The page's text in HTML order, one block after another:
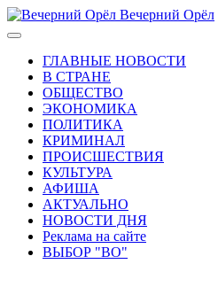
Вечерний Орёл
ГЛАВНЫЕ НОВОСТИ
В СТРАНЕ
ОБЩЕСТВО
ЭКОНОМИКА
ПОЛИТИКА
КРИМИНАЛ
ПРОИСШЕСТВИЯ
КУЛЬТУРА
АФИША
АКТУАЛЬНО
НОВОСТИ ДНЯ
Реклама на сайте
ВЫБОР "ВО"